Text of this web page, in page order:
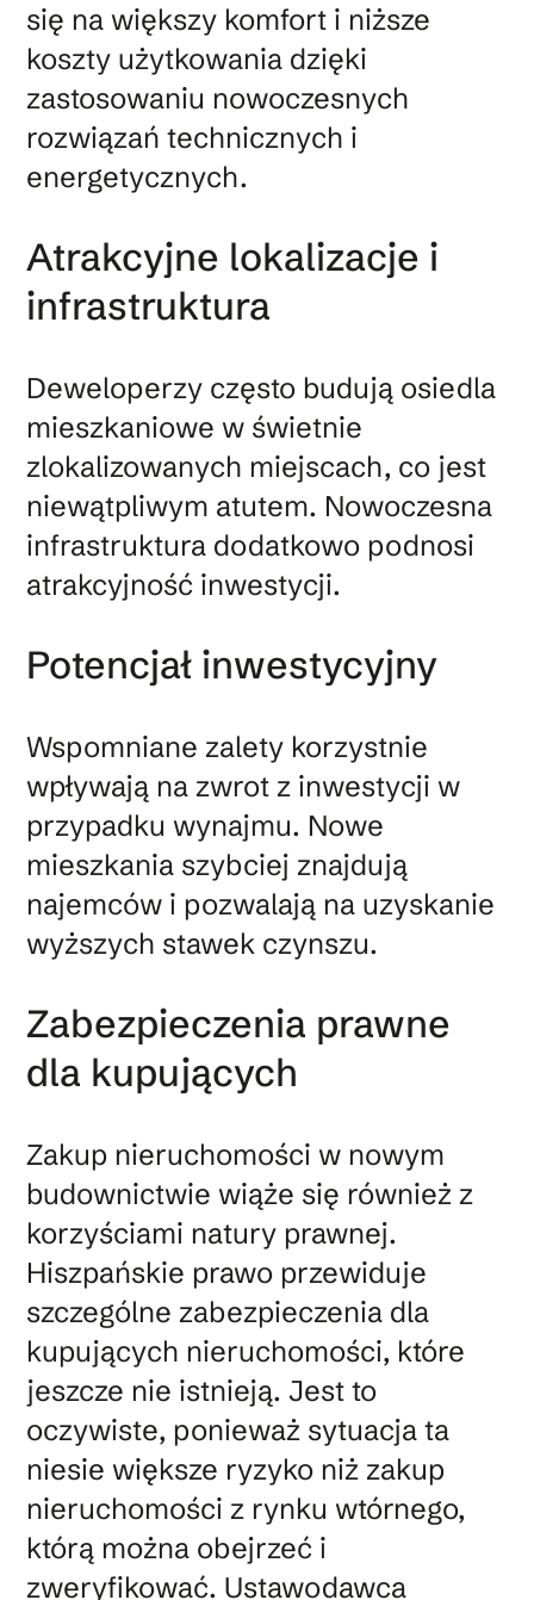
się na większy komfort i niższe
koszty użytkowania dzięki
zastosowaniu nowoczesnych
rozwiązań technicznych i
energetycznych.
Atrakcyjne lokalizacje i
infrastruktura
Deweloperzy często budują osiedla
mieszkaniowe w świetnie
zlokalizowanych miejscach, co jest
niewątpliwym atutem. Nowoczesna
infrastruktura dodatkowo podnosi
atrakcyjność inwestycji.
Potencjał inwestycyjny
Wspomniane zalety korzystnie
wpływają na zwrot z inwestycji w
przypadku wynajmu. Nowe
mieszkania szybciej znajdują
najemców i pozwalają na uzyskanie
wyższych stawek czynszu.
Zabezpieczenia prawne
dla kupujących
Zakup nieruchomości w nowym
budownictwie wiąże się również z
korzyściami natury prawnej.
Hiszpańskie prawo przewiduje
szczególne zabezpieczenia dla
kupujących nieruchomości, które
jeszcze nie istnieją. Jest to
oczywiste, ponieważ sytuacja ta
niesie większe ryzyko niż zakup
nieruchomości z rynku wtórnego,
którą można obejrzeć i
zweryfikować. Ustawodawca